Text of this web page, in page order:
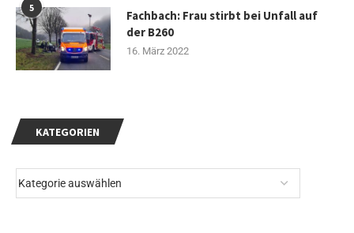
KATEGORIEN
5
Fachbach: Frau stirbt bei Unfall auf
der B260
16. März 2022